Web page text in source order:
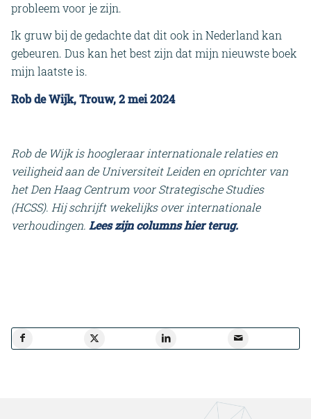
probleem voor je zijn.
Ik gruw bij de gedachte dat dit ook in Nederland kan
gebeuren. Dus kan het best zijn dat mijn nieuwste boek
mijn laatste is.
Rob de Wijk, Trouw, 2 mei 2024
Rob de Wijk is hoogleraar internationale relaties en
veiligheid aan de Universiteit Leiden en oprichter van
het Den Haag Centrum voor Strategische Studies
(HCSS). Hij schrijft wekelijks over internationale
verhoudingen. Lees zijn columns hier terug.